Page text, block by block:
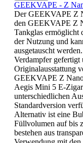
GEEKVAPE - Z
Der GEEKVAPE Z
den GEEKVAPE Z
Tankglas ermöglicht
der Nutzung und
ausgetauscht
Verdampfer gefertigt
Originalausstattung
GEEKVAPE Z
Aegis Mini 5 E-
unterschiedlichen
Standardversion
Alternativ ist eine
Füllvolumen auf bis
bestehen aus